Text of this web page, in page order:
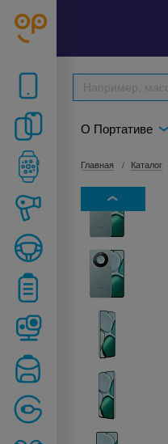
О Портативе
Главная Каталог